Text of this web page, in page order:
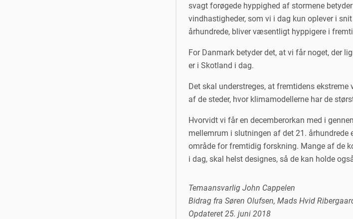
svagt forøgede hyppighed af stormene
vindhastigheder, som vi i dag kun oplever i
århundrede, bliver væsentligt hyppigere i
For Danmark betyder det, at vi får noget, der
er i Skotland i dag.
Det skal understreges, at fremtidens ekstreme
af de steder, hvor klimamodellerne har de
Hvorvidt vi får en decemberorkan med i
mellemrum i slutningen af det 21. århundrede
område for fremtidig forskning. Mange af de
i dag, skal helst designes, så de kan holde
Temaansvarlig John Cappelen
Bidrag fra Søren Olufsen, Mads Hvid
Opdateret 25. juni 2018